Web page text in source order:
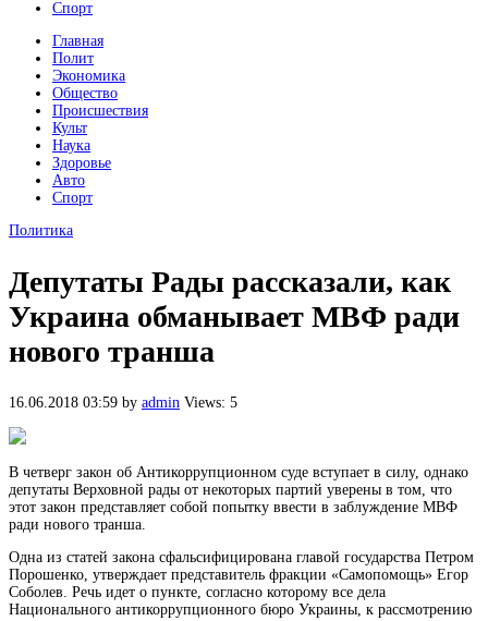
Спорт
Главная
Полит
Экономика
Общество
Происшествия
Культ
Наука
Здоровье
Авто
Спорт
Политика
Депутаты Рады рассказали, как
Украина обманывает МВФ ради
нового транша
16.06.2018 03:59 by admin Views: 5
В четверг закон об Антикоррупционном суде вступает в силу, однако
депутаты Верховной рады от некоторых партий уверены в том, что
этот закон представляет собой попытку ввести в заблуждение МВФ
ради нового транша.
Одна из статей закона сфальсифицирована главой государства Петром
Порошенко, утверждает представитель фракции «Самопомощь» Егор
Соболев. Речь идет о пункте, согласно которому все дела
Национального антикоррупционного бюро Украины, к рассмотрению